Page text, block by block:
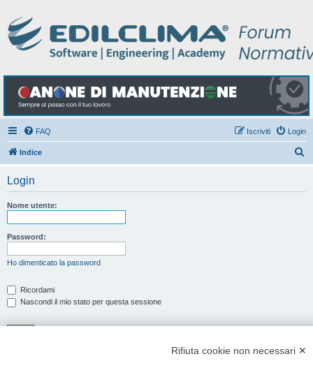
FAQ Login
Iscriviti
Indice
Login
Nome utente:
Password:
Ho dimenticato la password
Ricordami
Nascondi il mio stato per questa sessione
Rifiuta cookie non necessari ✕